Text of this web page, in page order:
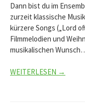
Dann bist du im
zurzeit klassische
kürzere Songs („Lord
Filmmelodien und
musikalischen
WEITERLESEN →